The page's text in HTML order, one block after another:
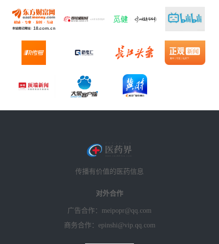
传播有价值的医药信息
对外合作
广告合作：meipopr@qq.com
商务合作：epinshi@vip.qq.com